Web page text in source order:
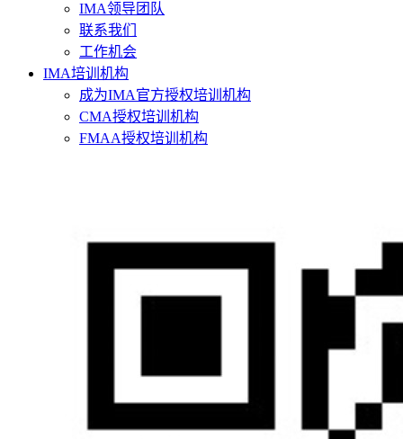
IMA领导团队
联系我们
工作机会
IMA培训机构
成为IMA官方授权培训机构
CMA授权培训机构
FMAA授权培训机构